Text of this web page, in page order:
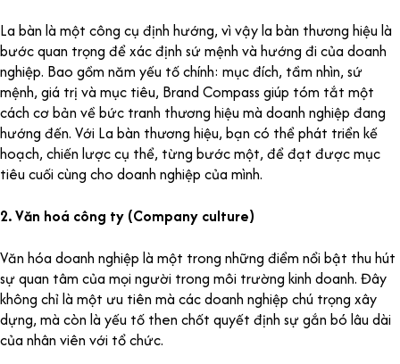
La bàn là một công cụ định hướng, vì vậy la bàn thương hiệu là
bước quan trọng để xác định sứ mệnh và hướng đi của doanh
nghiệp. Bao gồm năm yếu tố chính: mục đích, tầm nhìn, sứ
mệnh, giá trị và mục tiêu, Brand Compass giúp tóm tắt một
cách cơ bản về bức tranh thương hiệu mà doanh nghiệp đang
hướng đến. Với La bàn thương hiệu, bạn có thể phát triển kế
hoạch, chiến lược cụ thể, từng bước một, để đạt được mục
tiêu cuối cùng cho doanh nghiệp của mình.
2. Văn hoá công ty (Company culture)
Văn hóa doanh nghiệp là một trong những điểm nổi bật thu hút
sự quan tâm của mọi người trong môi trường kinh doanh. Đây
không chỉ là một ưu tiên mà các doanh nghiệp chú trọng xây
dựng, mà còn là yếu tố then chốt quyết định sự gắn bó lâu dài
của nhân viên với tổ chức.